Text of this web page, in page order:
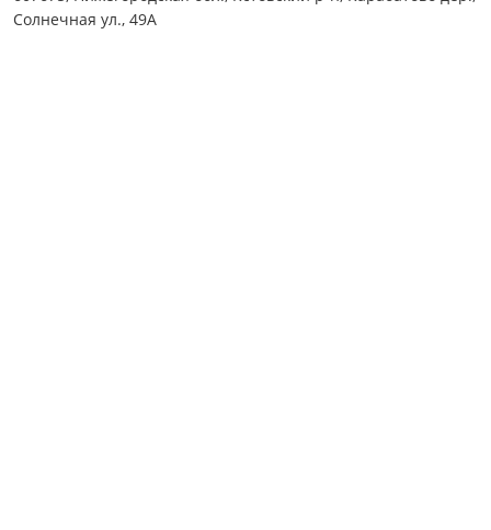
Солнечная ул., 49А